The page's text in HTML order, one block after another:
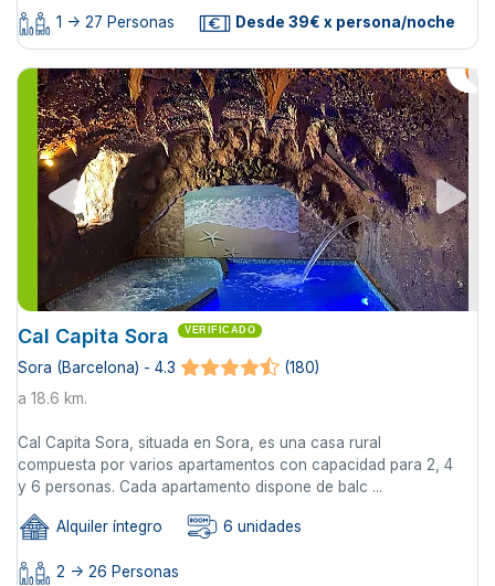
1 -> 27 Personas Desde 39€ x persona/noche
Cal Capita Sora VERIFICADO
Sora (Barcelona) - 4.3
(180)
a 18.6 km.
Cal Capita Sora, situada en Sora, es una casa rural
compuesta por varios apartamentos con capacidad para 2, 4
y 6 personas. Cada apartamento dispone de balc ...
Alquiler íntegro 6 unidades
2 -> 26 Personas